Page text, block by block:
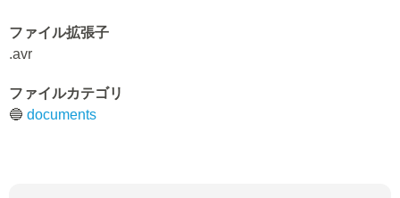
ファイル拡張子
.avr
ファイルカテゴリ
🔵 documents